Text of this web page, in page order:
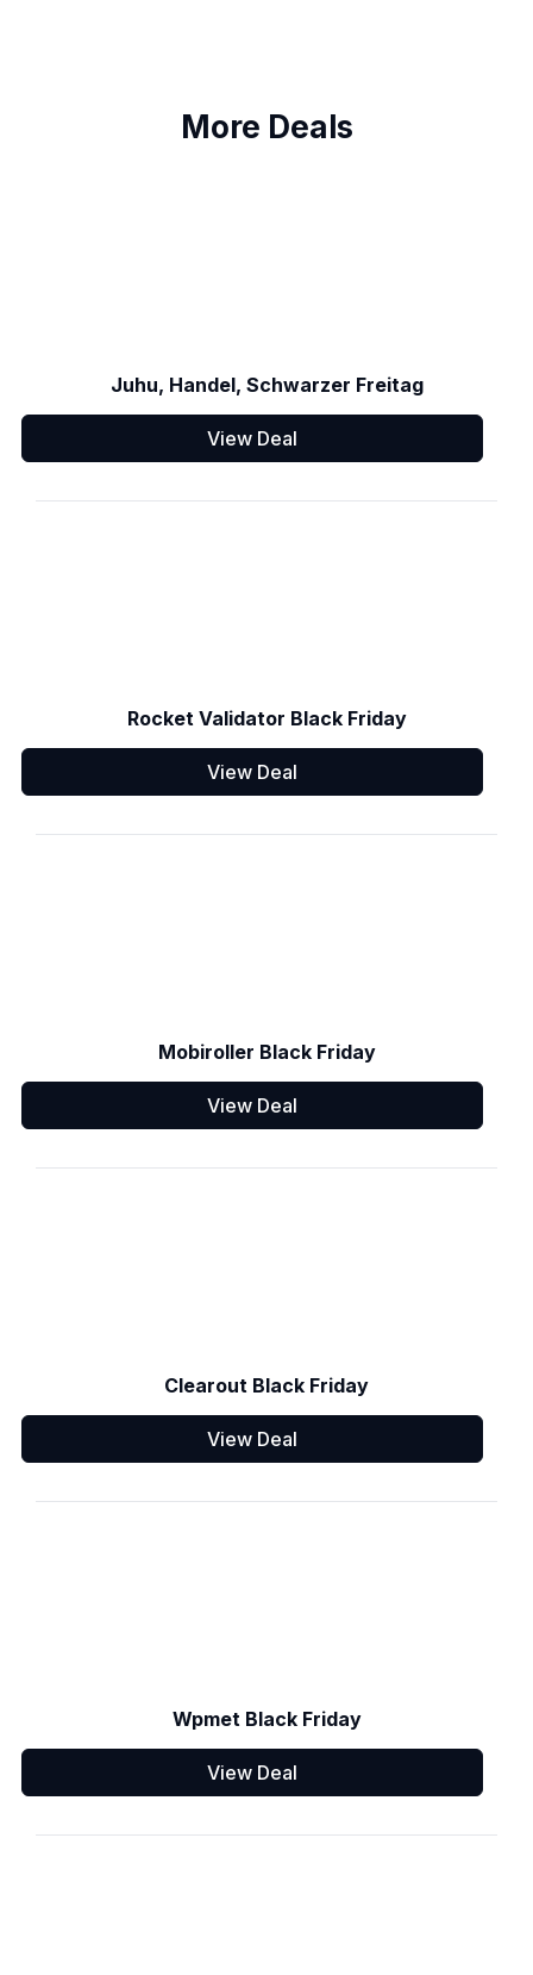
More Deals
Juhu, Handel, Schwarzer Freitag
View Deal
Rocket Validator Black Friday
View Deal
Mobiroller Black Friday
View Deal
Clearout Black Friday
View Deal
Wpmet Black Friday
View Deal